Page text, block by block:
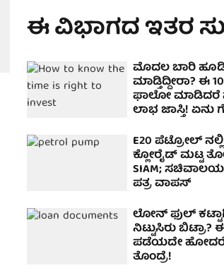
ಈ ವಿಭಾಗದ ಇತರ
ಮೊದಲ ಬಾರಿ
ಮಾಡ್ತಿದ್ದೀರಾ? ಈ
ಫಾಲೋ ಮಾಡಿದರೆ
ಲಾಭ ಜಾಸ್ತಿ! ಏನು
E20 ಪೆಟ್ರೋಲ್ ನಲ್ಲಿ
ಕ್ಲೋರೈಡ್ ಮಟ್ಟ
SIAM;
ಪತ್ರ ವಾಪಸ್
ಲೋನ್ ಫುಲ್
ನಿಟ್ಟುಸಿರು
ಪಡೆಯದೇ
ತೊಂದ್ರೆ!